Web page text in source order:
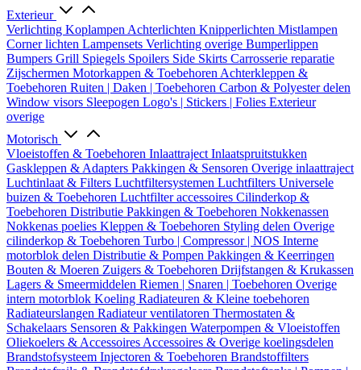
Exterieur
Verlichting Koplampen Achterlichten Knipperlichten Mistlampen
Corner lichten Lampensets Verlichting overige Bumperlippen
Bumpers Grill Spiegels Spoilers Side Skirts Carrosserie reparatie
Zijschermen Motorkappen & Toebehoren Achterkleppen &
Toebehoren Ruiten | Daken | Toebehoren Carbon & Polyester delen
Window visors Sleepogen Logo's | Stickers | Folies Exterieur
overige
Motorisch
Vloeistoffen & Toebehoren Inlaattraject Inlaatspruitstukken
Gaskleppen & Adapters Pakkingen & Sensoren Overige inlaattraject
Luchtinlaat & Filters Luchtfiltersystemen Luchtfilters Universele
buizen & Toebehoren Luchtfilter accessoires Cilinderkop &
Toebehoren Distributie Pakkingen & Toebehoren Nokkenassen
Nokkenas poelies Kleppen & Toebehoren Styling delen Overige
cilinderkop & Toebehoren Turbo | Compressor | NOS Interne
motorblok delen Distributie & Pompen Pakkingen & Keerringen
Bouten & Moeren Zuigers & Toebehoren Drijfstangen & Krukassen
Lagers & Smeermiddelen Riemen | Snaren | Toebehoren Overige
intern motorblok Koeling Radiateuren & Kleine toebehoren
Radiateurslangen Radiateur ventilatoren Thermostaten &
Schakelaars Sensoren & Pakkingen Waterpompen & Vloeistoffen
Oliekoelers & Accessoires Accessoires & Overige koelingsdelen
Brandstofsysteem Injectoren & Toebehoren Brandstoffilters